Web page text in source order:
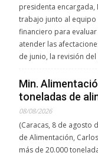
presidenta encargada,
trabajo junto al
financiero para
atender las
de junio, la revisión
Min.
toneladas de
08/08/2026
(Caracas, 8 de agosto
de Alimentación,
más de 20.000